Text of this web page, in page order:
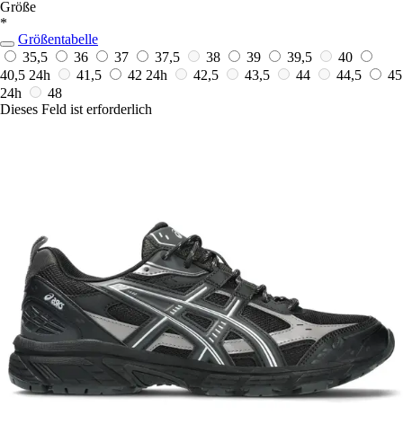
Größe
*
Größentabelle
35,5
36 37 37,5 38 39 39,5
40
40,5 24h 41,5 42 24h 42,5 43,5 44 44,5
45
24h
48
Dieses Feld ist erforderlich